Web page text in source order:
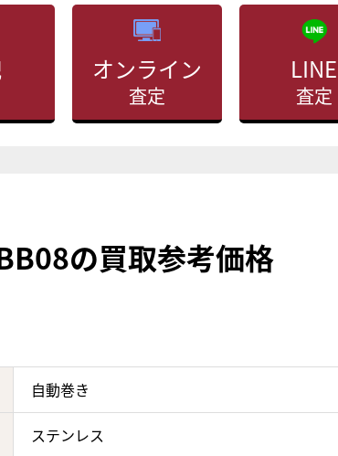
オンライン
査定
LINE
査定
の買取参考価格
自動巻き
ステンレス